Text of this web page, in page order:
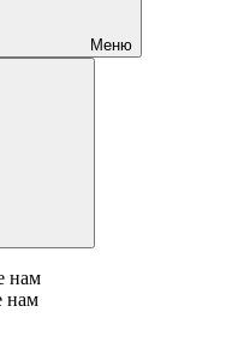
Меню
нам
нам